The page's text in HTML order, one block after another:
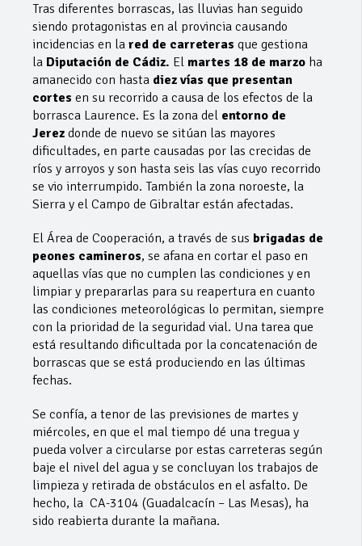
Tras diferentes borrascas, las lluvias han seguido
siendo protagonistas en al provincia causando
incidencias en la red de carreteras que gestiona
la Diputación de Cádiz. El martes 18 de marzo ha
amanecido con hasta diez vías que presentan
cortes en su recorrido a causa de los efectos de la
borrasca Laurence. Es la zona del entorno de
Jerez donde de nuevo se sitúan las mayores
dificultades, en parte causadas por las crecidas de
ríos y arroyos y son hasta seis las vías cuyo recorrido
se vio interrumpido. También la zona noroeste, la
Sierra y el Campo de Gibraltar están afectadas.
El Área de Cooperación, a través de sus brigadas de
peones camineros, se afana en cortar el paso en
aquellas vías que no cumplen las condiciones y en
limpiar y prepararlas para su reapertura en cuanto
las condiciones meteorológicas lo permitan, siempre
con la prioridad de la seguridad vial. Una tarea que
está resultando dificultada por la concatenación de
borrascas que se está produciendo en las últimas
fechas.
Se confía, a tenor de las previsiones de martes y
miércoles, en que el mal tiempo dé una tregua y
pueda volver a circularse por estas carreteras según
baje el nivel del agua y se concluyan los trabajos de
limpieza y retirada de obstáculos en el asfalto. De
hecho, la CA-3104 (Guadalcacín – Las Mesas), ha
sido reabierta durante la mañana.